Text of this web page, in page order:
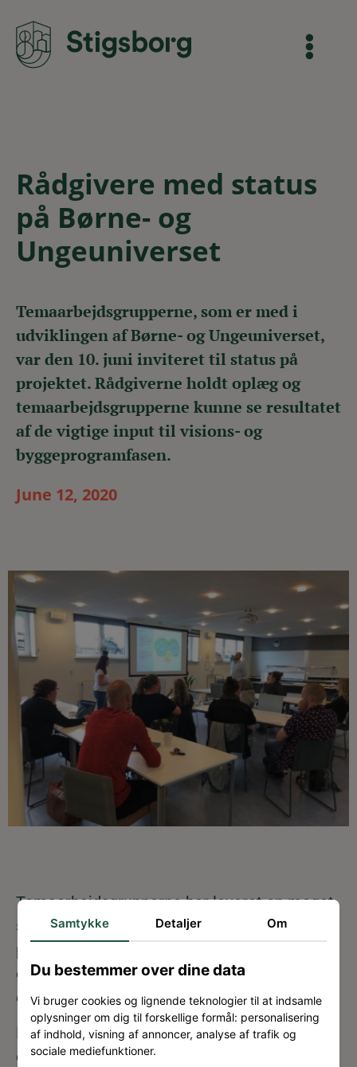
Rådgivere med status
på Børne- og
Ungeuniverset
Temaarbejdsgrupperne, som er med i
udviklingen af Børne- og Ungeuniverset,
var den 10. juni inviteret til status på
projektet. Rådgiverne holdt oplæg og
temaarbejdsgrupperne kunne se resultatet
af de vigtige input til visions- og
byggeprogramfasen.
June 12, 2020
Temaarbejdsgrupperne har leveret en meget
stor indsats – selvom det senest har været
på videomøde under corona, samtidig med de
også har arbejdet med genåbning af både
daginstitution og skole.
Rådgiverne præsenterede diagrammer for
opbygningen af Børne- og Ungeuniverset, og
Samtykke Detaljer Om
Du bestemmer over dine data
Vi bruger cookies og lignende teknologier til at indsamle
oplysninger om dig til forskellige formål: personalisering
af indhold, visning af annoncer, analyse af trafik og
sociale mediefunktioner.